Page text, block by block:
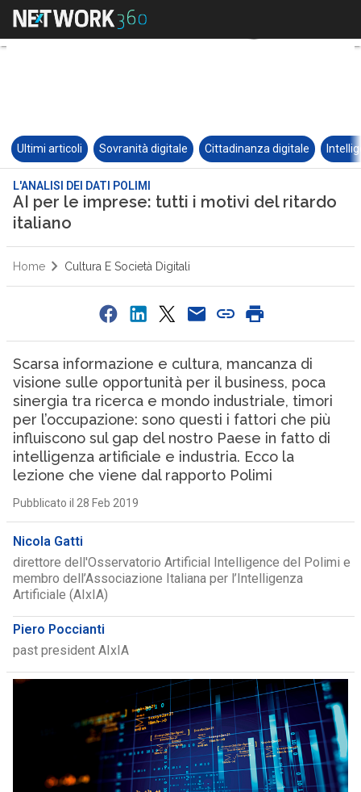
Ultimi articoli Sovranità digitale Cittadinanza digitale
L'ANALISI DEI DATI POLIMI
AI per le imprese: tutti i motivi del ritardo
italiano
Home Cultura E Società Digitali
Scarsa informazione e cultura, mancanza di
visione sulle opportunità per il business, poca
sinergia tra ricerca e mondo industriale, timori
per l’occupazione: sono questi i fattori che più
influiscono sul gap del nostro Paese in fatto di
intelligenza artificiale e industria. Ecco la
lezione che viene dal rapporto Polimi
Pubblicato il 28 Feb 2019
Nicola Gatti
direttore dell'Osservatorio Artificial Intelligence del Polimi e
membro dell’Associazione Italiana per l’Intelligenza
Artificiale (AIxIA)
Piero Poccianti
past president AIxIA